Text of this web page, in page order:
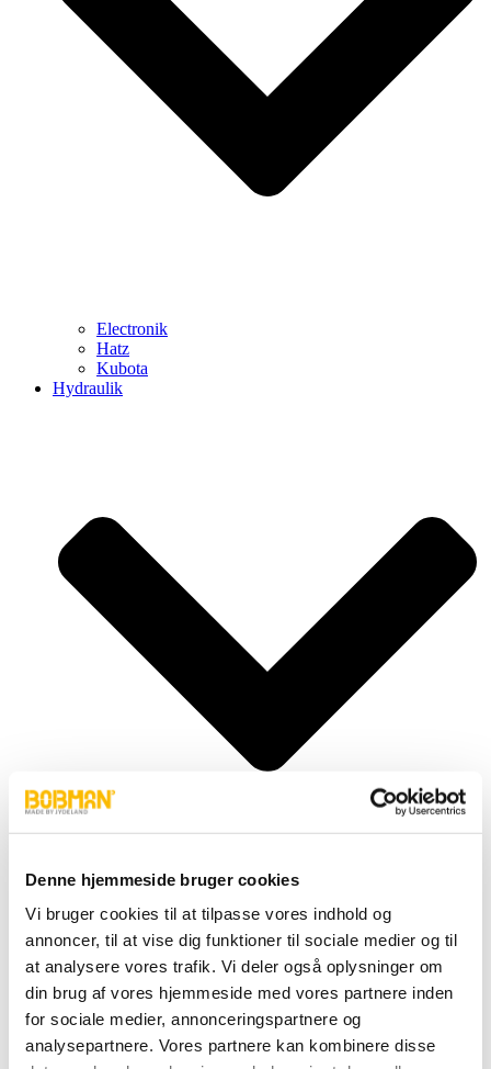
Denne hjemmeside bruger cookies
Vi bruger cookies til at tilpasse vores indhold og
annoncer, til at vise dig funktioner til sociale medier og til
at analysere vores trafik. Vi deler også oplysninger om
din brug af vores hjemmeside med vores partnere inden
for sociale medier, annonceringspartnere og
analysepartnere. Vores partnere kan kombinere disse
Electronik
Hatz
Kubota
Hydraulik
Cylindere
Fittings
Motor
Pumper
Slanger
Ventiler
Hjul & Dæk
Elektronik & Transmission
Karosseri & Beslag mm.